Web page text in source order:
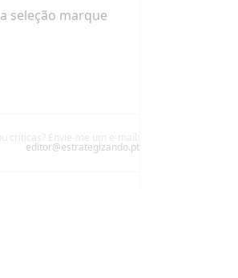
seleção marque
críticas? Envie-me um e-mail:
editor@estrategizando.pt